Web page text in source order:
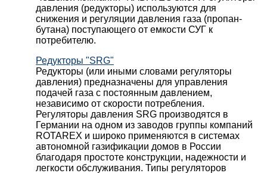
давления (редукторы) используются для
снижения и регуляции давления газа (пропан-
бутана) поступающего от емкости СУГ к
потребителю.
Редукторы "SRG"
Редукторы (или иными словами регуляторы
давления) предназначены для управления
подачей газа с постоянным давлением,
независимо от скорости потребления.
Регуляторы давления SRG производятся в
Германии на одном из заводов группы компаний
ROTAREX и широко применяются в системах
автономной газификации домов в России
благодаря простоте конструкции, надежности и
легкости обслуживания. Типы регуляторов